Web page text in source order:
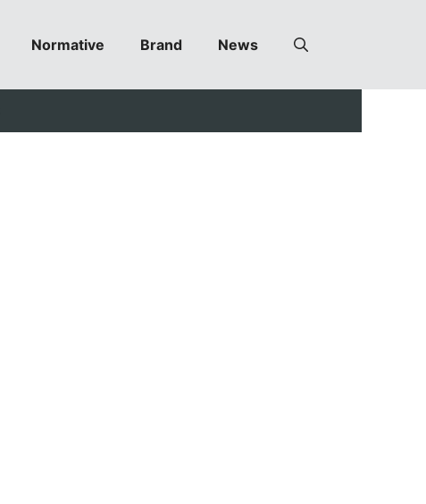
Normative Brand News